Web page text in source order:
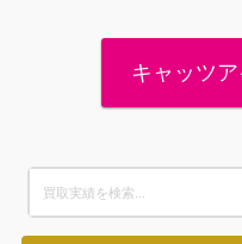
キャッツ
for: